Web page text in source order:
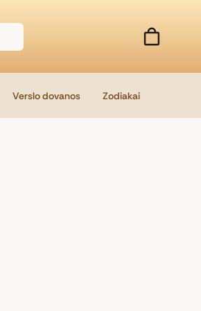
Verslo dovanos Zodiakai